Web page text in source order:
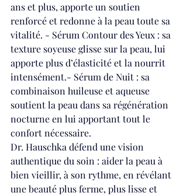
ans et plus, apporte un soutien
renforcé et redonne à la peau toute sa
vitalité. - Sérum Contour des Yeux : sa
texture soyeuse glisse sur la peau, lui
apporte plus d’élasticité et la nourrit
intensément.- Sérum de Nuit : sa
combinaison huileuse et aqueuse
soutient la peau dans sa régénération
nocturne en lui apportant tout le
confort nécessaire.
Dr. Hauschka défend une vision
authentique du soin : aider la peau à
bien vieillir, à son rythme, en révélant
une beauté plus ferme, plus lisse et